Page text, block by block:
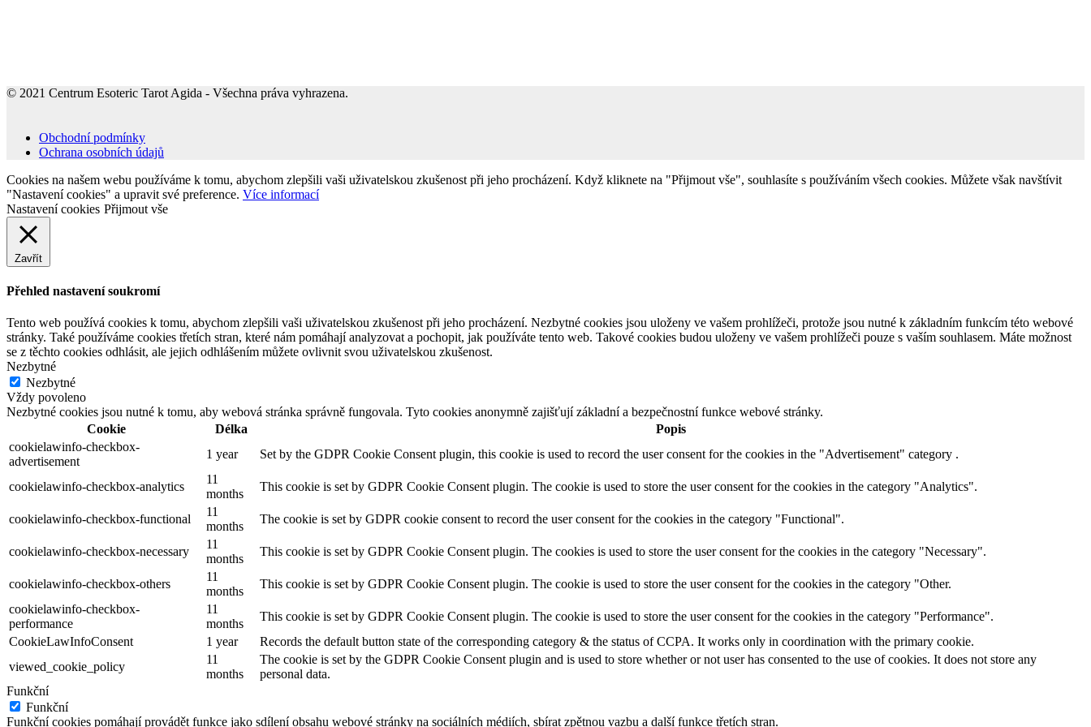
© 2021 Centrum Esoteric Tarot Agida - Všechna práva vyhrazena.
Obchodní podmínky
Ochrana osobních údajů
Cookies na našem webu používáme k tomu, abychom zlepšili vaši uživatelskou zkušenost při jeho procházení. Když kliknete na "Přijmout vše", souhlasíte s používáním všech cookies. Můžete však navštívit
"Nastavení cookies" a upravit své preference. Více informací
Nastavení cookies Přijmout vše
Zavřít
Přehled nastavení soukromí
Tento web používá cookies k tomu, abychom zlepšili vaši uživatelskou zkušenost při jeho procházení. Nezbytné cookies jsou uloženy ve vašem prohlížeči, protože jsou nutné k základním funkcím této webové
stránky. Také používáme cookies třetích stran, které nám pomáhají analyzovat a pochopit, jak používáte tento web. Takové cookies budou uloženy ve vašem prohlížeči pouze s vaším souhlasem. Máte možnost
se z těchto cookies odhlásit, ale jejich odhlášením můžete ovlivnit svou uživatelskou zkušenost.
Nezbytné
Nezbytné
Vždy povoleno
Nezbytné cookies jsou nutné k tomu, aby webová stránka správně fungovala. Tyto cookies anonymně zajišťují základní a bezpečnostní funkce webové stránky.
Cookie
Délka
Popis
cookielawinfo-checkbox-
advertisement
1 year Set by the GDPR Cookie Consent plugin, this cookie is used to record the user consent for the cookies in the "Advertisement" category .
cookielawinfo-checkbox-analytics
11
months
This cookie is set by GDPR Cookie Consent plugin. The cookie is used to store the user consent for the cookies in the category "Analytics".
cookielawinfo-checkbox-functional
11
months
The cookie is set by GDPR cookie consent to record the user consent for the cookies in the category "Functional".
cookielawinfo-checkbox-necessary
11
months
This cookie is set by GDPR Cookie Consent plugin. The cookies is used to store the user consent for the cookies in the category "Necessary".
cookielawinfo-checkbox-others
11
months
This cookie is set by GDPR Cookie Consent plugin. The cookie is used to store the user consent for the cookies in the category "Other.
cookielawinfo-checkbox-
performance
11
months
This cookie is set by GDPR Cookie Consent plugin. The cookie is used to store the user consent for the cookies in the category "Performance".
CookieLawInfoConsent
1 year
Records the default button state of the corresponding category & the status of CCPA. It works only in coordination with the primary cookie.
viewed_cookie_policy
11
months
The cookie is set by the GDPR Cookie Consent plugin and is used to store whether or not user has consented to the use of cookies. It does not store any
personal data.
Funkční
Funkční
Funkční cookies pomáhají provádět funkce jako sdílení obsahu webové stránky na sociálních médiích, sbírat zpětnou vazbu a další funkce třetích stran.